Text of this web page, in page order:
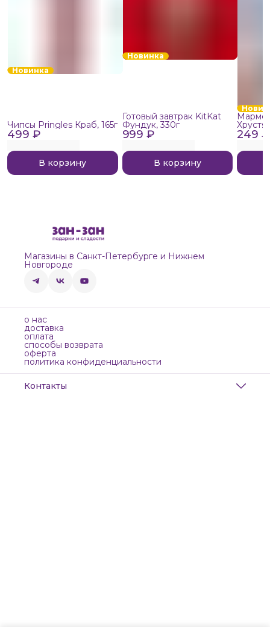
Новинка
499 ₽
Чипсы Pringles Краб, 165г
В корзину
Новинка
999 ₽
Готовый завтрак KitKat
Фундук, 330г
В корзину
249 ₽
Магазины в Санкт-Петербурге и Нижнем
Новгороде
о нас
доставка
оплата
способы возврата
оферта
политика конфиденциальности
Контакты